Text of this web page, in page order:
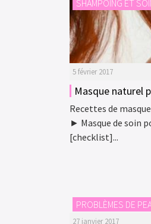
SHAMPOING ET
5 février 2017
Masque naturel
Recettes de
► Masque de soin
[checklist]...
PROBLÈMES DE
27 janvier 2017